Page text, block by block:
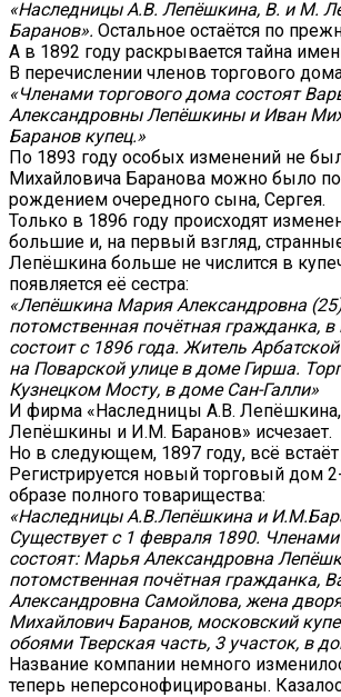
«Наследницы А.В. Лепёшкина, В. и М.
Баранов». Остальное остаётся по
А в 1892 году раскрывается тайна
В перечислении членов торгового
«Членами торгового дома состоят
Александровны Лепёшкины и Иван
Баранов купец.»
По 1893 году особых изменений не
Михайловича Баранова можно было
рождением очередного сына, Сергея.
Только в 1896 году происходят
большие и, на первый взгляд,
Лепёшкина больше не числится в
появляется её сестра:
«Лепёшкина Мария Александровна
потомственная почётная гражданка, в
состоит с 1896 года. Житель
на Поварской улице в доме Гирша.
Кузнецком Мосту, в доме Сан-Галли»
И фирма «Наследницы А.В.
Лепёшкины и И.М. Баранов» исчезает.
Но в следующем, 1897 году, всё встаёт
Регистрируется новый торговый дом
образе полного товарищества:
«Наследницы А.В.Лепёшкина и
Существует с 1 февраля 1890.
состоят: Марья Александровна
потомственная почётная гражданка,
Александровна Самойлова, жена
Михайлович Баранов, московский
обоями Тверская часть, 3 участок, в
Название компании немного
теперь неперсонофицированы.